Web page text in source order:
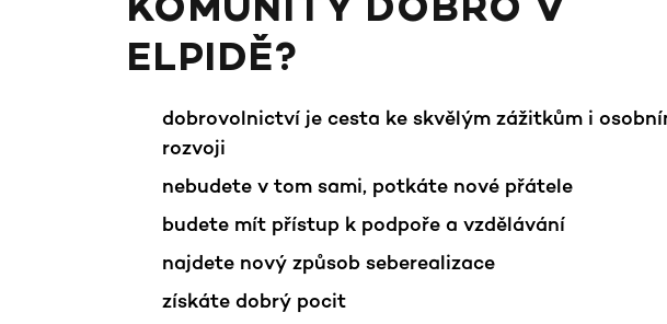
KOMUNITY DOBRO V
ELPIDĚ?
dobrovolnictví je cesta ke skvělým zážitkům i
rozvoji
nebudete v tom sami, potkáte nové přátele
budete mít přístup k podpoře a vzdělávání
najdete nový způsob seberealizace
získáte dobrý pocit